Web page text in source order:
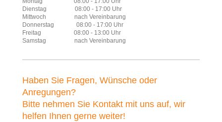
Dienstag 08:00 - 17:00 Uhr
Mittwoch nach Vereinbarung
Donnerstag 08:00 - 17:00 Uhr
Freitag 08:00 - 13:00 Uhr
Samstag nach Vereinbarung
Haben Sie Fragen, Wünsche oder
Anregungen?
Bitte nehmen Sie Kontakt mit uns auf, wir
helfen Ihnen gerne weiter!